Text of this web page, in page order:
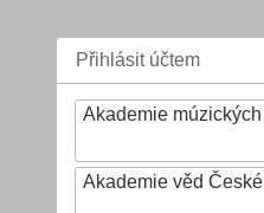
Přihlásit účtem
Akademie
Akademie věd